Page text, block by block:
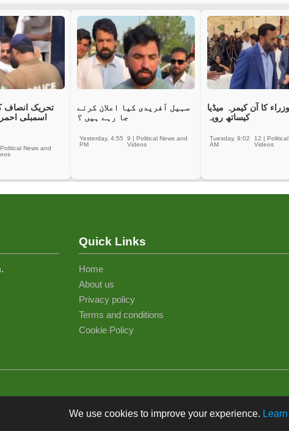
تحریک انصاف
اسمبلی
Political News and
سہیل آفریدی کیا اعلان کرنے
جا رہے ہیں ؟
9 |Political News and
Videos
Yesterday, 4:55
PM
کا آن کیمرہ میڈیا
کیساتھ رویہ
12 |
Videos
Tuesday, 9:02
AM
We use cookies to improve your experience.
Quick Links
Home
About us
Privacy policy
Terms and conditions
Cookie Policy